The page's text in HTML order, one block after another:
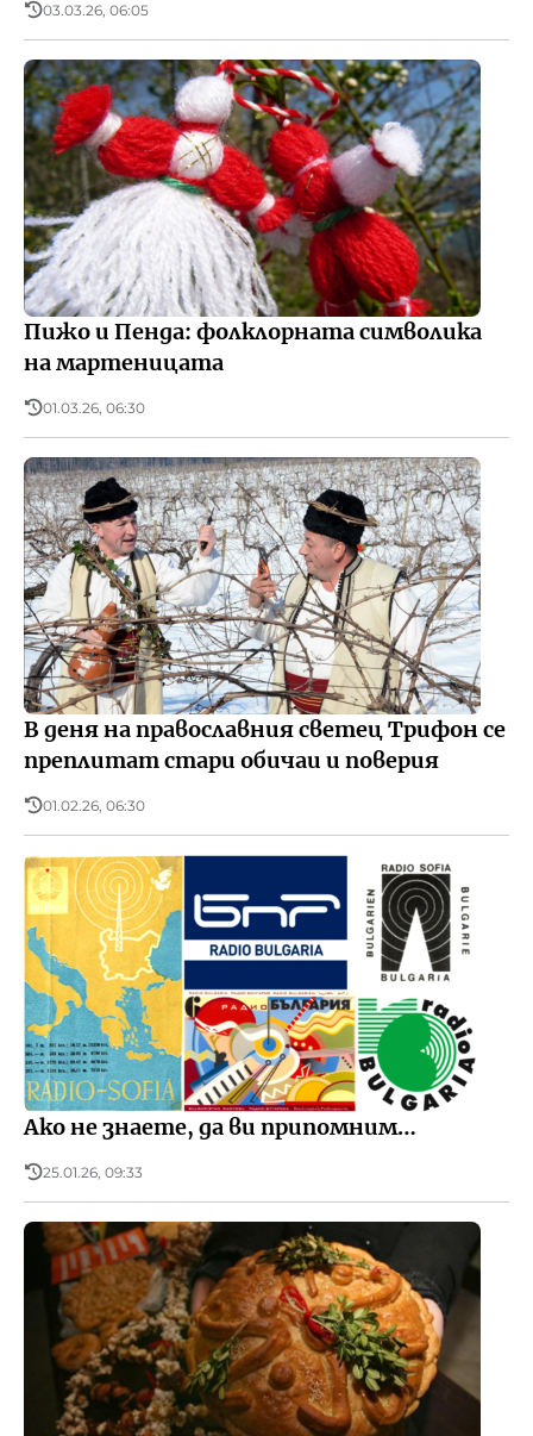
03.03.26, 06:05
Пижо и Пенда: фолклорната символика
на мартеницата
01.03.26, 06:30
В деня на православния светец Трифон се
преплитат стари обичаи и поверия
01.02.26, 06:30
Ако не знаете, да ви припомним…
25.01.26, 09:33